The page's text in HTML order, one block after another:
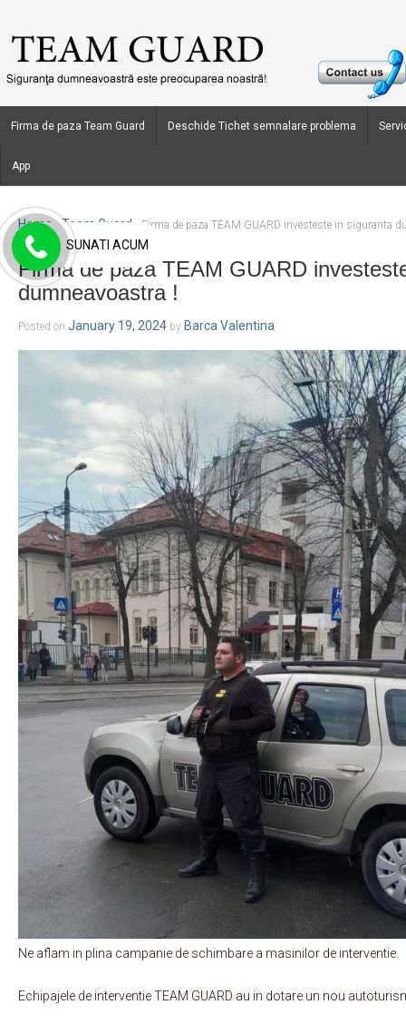
Firma de paza Team Guard Deschide Tichet semnalare problema
App
Home › Team Guard Firma de paza TEAM GUARD investeste in siguranta
Firma de paza TEAM GUARD
dumneavoastra !
Posted on January 19, 2024 by Barca Valentina
Ne aflam in plina campanie de schimbare a masinilor de interventie.
Echipajele de interventie TEAM GUARD au in dotare un nou
SUNATI ACUM